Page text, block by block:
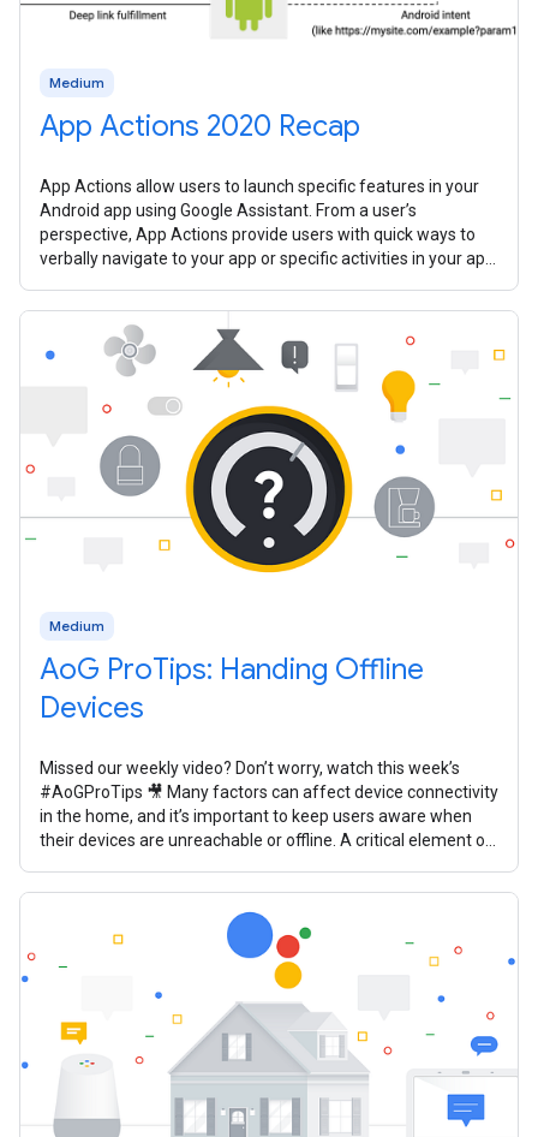
Medium
App Actions 2020 Recap
App Actions allow users to launch specific features in your
Android app using Google Assistant. From a user’s
perspective, App Actions provide users with quick ways to
verbally navigate to your app or specific activities in your app.
Medium
AoG ProTips: Handing Offline
Devices
Missed our weekly video? Don’t worry, watch this week’s
#AoGProTips 🎥 Many factors can affect device connectivity
in the home, and it’s important to keep users aware when
their devices are unreachable or offline. A critical element of